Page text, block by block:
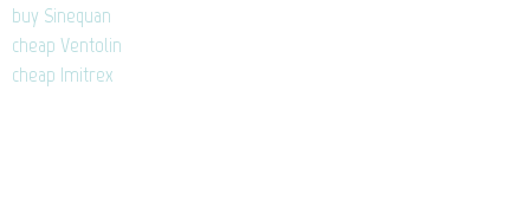
buy Sinequan
cheap Ventolin
cheap Imitrex